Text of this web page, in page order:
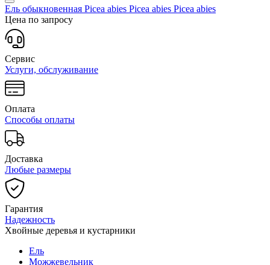
Ель обыкновенная Picea abies Picea abies Picea abies
Цена по запросу
Сервис
Услуги, обслуживание
Оплата
Способы оплаты
Доставка
Любые размеры
Гарантия
Надежность
Хвойные деревья и кустарники
Ель
Можжевельник